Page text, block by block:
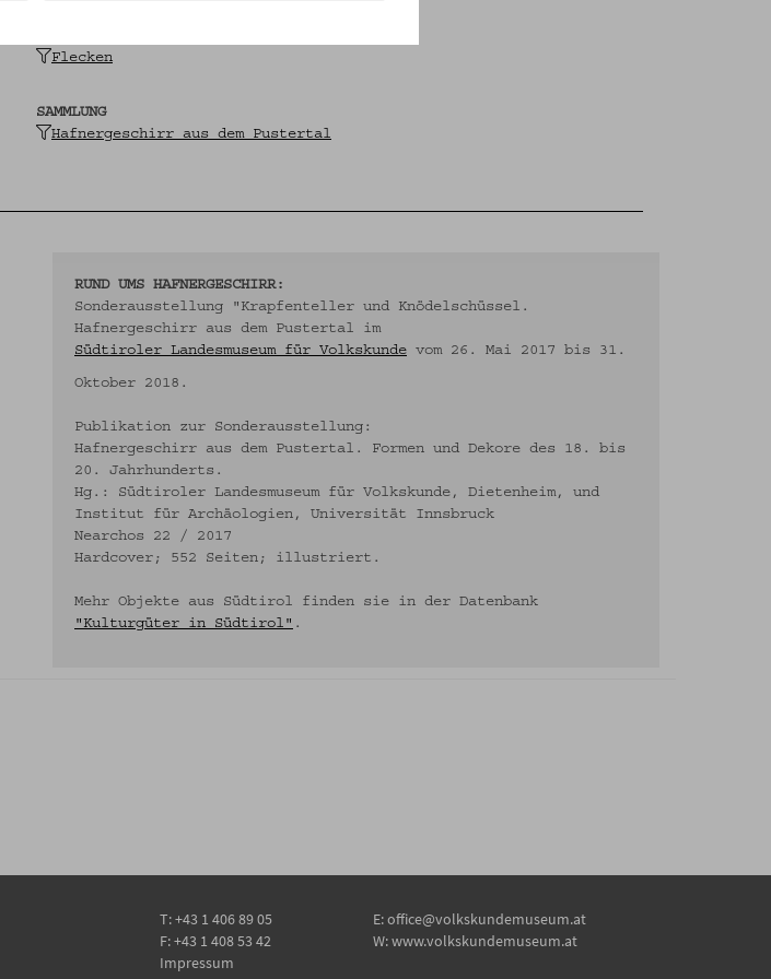
Flecken
SAMMLUNG
Hafnergeschirr aus dem Pustertal
RUND UMS HAFNERGESCHIRR:
Sonderausstellung "Krapfenteller und Knödelschüssel.
Hafnergeschirr aus dem Pustertal im
Südtiroler Landesmuseum für Volkskunde vom 26. Mai 2017 bis 31.
Oktober 2018.
Publikation zur Sonderausstellung:
Hafnergeschirr aus dem Pustertal. Formen und Dekore des 18. bis
20. Jahrhunderts.
Hg.: Südtiroler Landesmuseum für Volkskunde, Dietenheim, und
Institut für Archäologien, Universität Innsbruck
Nearchos 22 / 2017
Hardcover; 552 Seiten; illustriert.
Mehr Objekte aus Südtirol finden sie in der Datenbank
"Kulturgüter in Südtirol" .
T:+43 1 406 89 05
F: +43 1 408 53 42
Impressum
E:office@volkskundemuseum.at
W:www.volkskundemuseum.at